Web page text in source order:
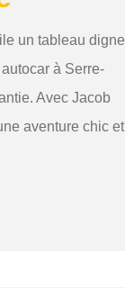
un tableau digne
à Serre-
Avec Jacob
aventure chic et